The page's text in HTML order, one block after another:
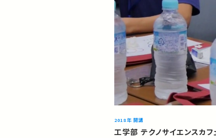
2018年 開講
工学部 テクノサイエンスカ